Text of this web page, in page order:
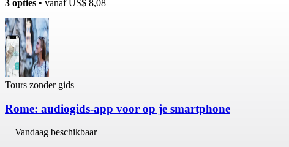
3 opties • vanafUS$ 8,08
Tours zonder gids
Rome: audiogids-app voor op je smartphone
Vandaag beschikbaar